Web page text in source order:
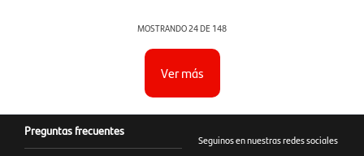
MOSTRANDO24DE 148
Ver más
Preguntas frecuentes
Seguinos en nuestras redes sociales